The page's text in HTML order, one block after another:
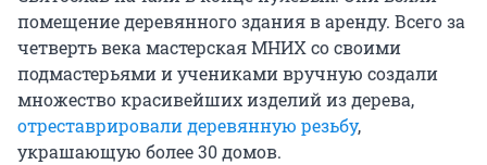
помещение деревянного здания в аренду. Всего за
четверть века мастерская МНИХ со своими
подмастерьями и учениками вручную создали
множество красивейших изделий из дерева,
отреставрировали деревянную резьбу,
украшающую более 30 домов.